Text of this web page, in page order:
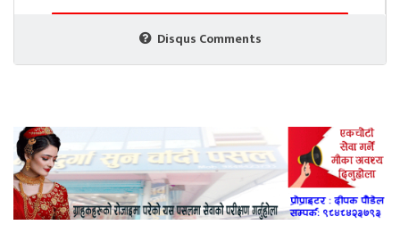
Disqus Comments